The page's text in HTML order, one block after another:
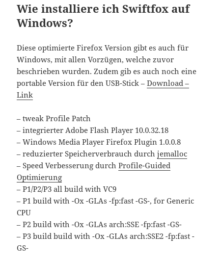
Wie installiere ich Swiftfox auf
Windows?
Diese optimierte Firefox Version gibt es auch für
Windows, mit allen Vorzügen, welche zuvor
beschrieben wurden. Zudem gib es auch noch eine
portable Version für den USB-Stick –Download –
Link
– tweak Profile Patch
– integrierter Adobe Flash Player 10.0.32.18
– Windows Media Player Firefox Plugin 1.0.0.8
– reduzierter Speicherverbrauch durchjemalloc
– Speed Verbesserung durchProfile-Guided
Optimierung
– P1/P2/P3 all build with VC9
– P1 build with -Ox -GLAs -fp:fast -GS-, for Generic
CPU
– P2 build with -Ox -GLAs arch:SSE -fp:fast -GS-
– P3 build build with -Ox -GLAs arch:SSE2 -fp:fast -
GS-